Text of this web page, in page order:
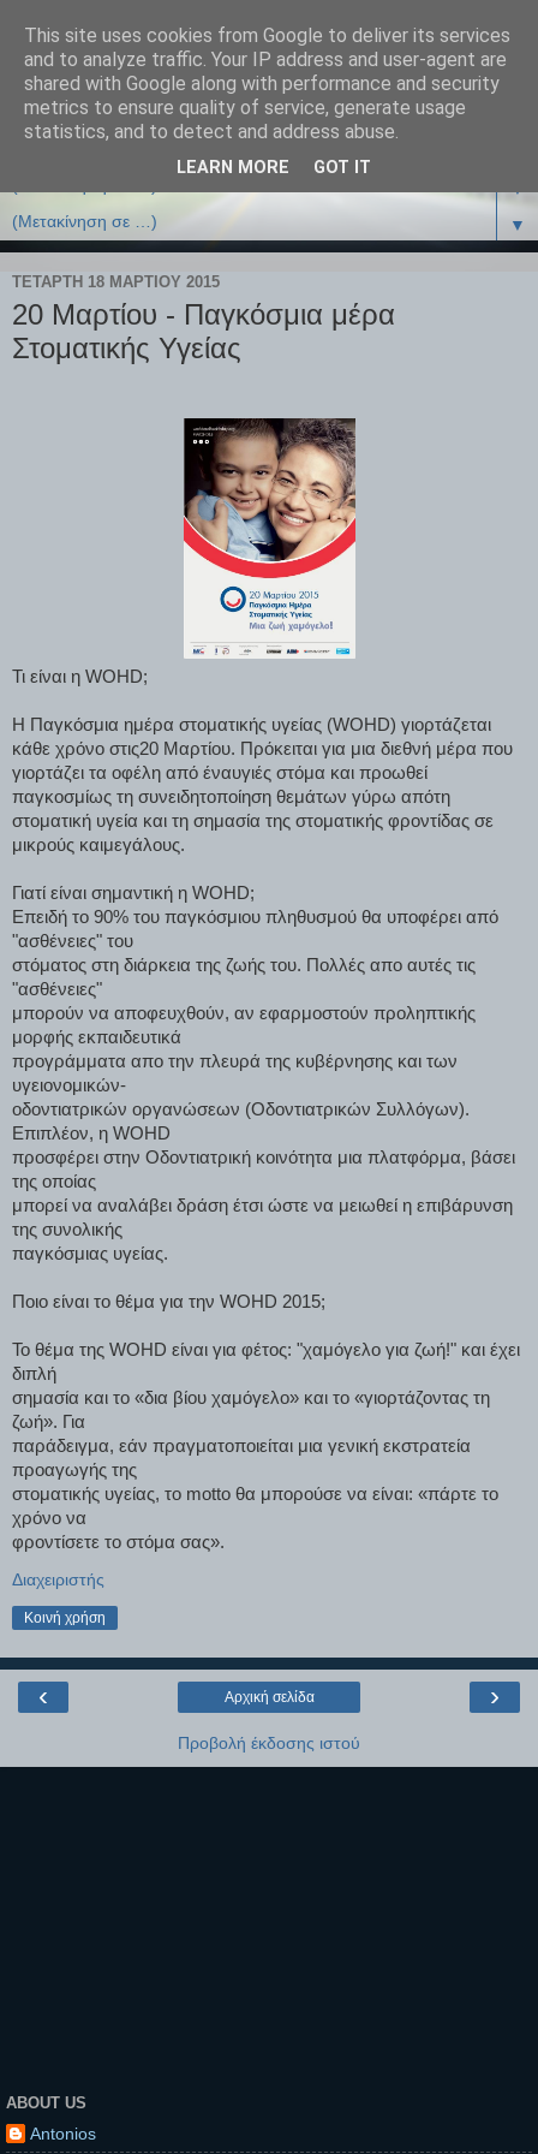
▼
▼
ΤΕΤΆΡΤΗ 18 ΜΑΡΤΊΟΥ 2015
20 Μαρτίου - Παγκόσμια μέρα
Στοματικής Υγείας
Τι είναι η WOHD;
Η Παγκόσμια ημέρα στοματικής υγείας (WOHD) γιορτάζεται
κάθε χρόνο στις20 Μαρτίου. Πρόκειται για μια διεθνή μέρα που
γιορτάζει τα οφέλη από έναυγιές στόμα και προωθεί
παγκοσμίως τη συνειδητοποίηση θεμάτων γύρω απότη
στοματική υγεία και τη σημασία της στοματικής φροντίδας σε
μικρούς καιμεγάλους.
Γιατί είναι σημαντική η WOHD;
Επειδή το 90% του παγκόσμιου πληθυσμού θα υποφέρει από
"ασθένειες" του
στόματος στη διάρκεια της ζωής του. Πολλές απο αυτές τις
"ασθένειες"
μπορούν να αποφευχθούν, αν εφαρμοστούν προληπτικής
μορφής εκπαιδευτικά
προγράμματα απο την πλευρά της κυβέρνησης και των
υγειονομικών-
οδοντιατρικών οργανώσεων (Οδοντιατρικών Συλλόγων).
Επιπλέον, η WOHD
προσφέρει στην Οδοντιατρική κοινότητα μια πλατφόρμα, βάσει
της οποίας
μπορεί να αναλάβει δράση έτσι ώστε να μειωθεί η επιβάρυνση
της συνολικής
παγκόσμιας υγείας.
Ποιο είναι το θέμα για την WOHD 2015;
Το θέμα της WOHD είναι για φέτος: "χαμόγελο για ζωή!" και έχει
διπλή
σημασία και το «δια βίου χαμόγελο» και το «γιορτάζοντας τη
ζωή». Για
παράδειγμα, εάν πραγματοποιείται μια γενική εκστρατεία
προαγωγής της
στοματικής υγείας, το motto θα μπορούσε να είναι: «πάρτε το
χρόνο να
φροντίσετε το στόμα σας».
Διαχειριστής
Κοινή χρήση
‹ ›
Αρχική σελίδα
Προβολή έκδοσης ιστού
ABOUT US
Antonios
This site uses cookies from Google to deliver its services
and to analyze traffic. Your IP address and user-agent are
shared with Google along with performance and security
metrics to ensure quality of service, generate usage
statistics, and to detect and address abuse.
LEARN MORE GOT IT